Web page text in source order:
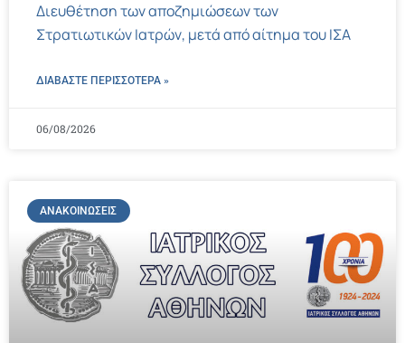
Διευθέτηση των αποζημιώσεων των
Στρατιωτικών Ιατρών, μετά από αίτημα του ΙΣΑ
ΔΙΑΒΑΣΤΕ ΠΕΡΙΣΣΌΤΕΡΑ »
06/08/2026
ΑΝΑΚΟΙΝΏΣΕΙΣ